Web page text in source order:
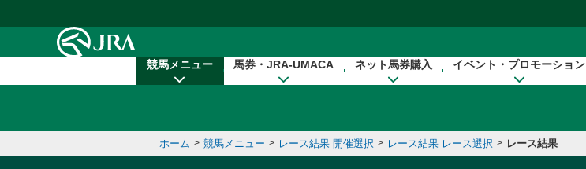
競馬メニュー 馬券・JRA-UMACA ネット馬券購入 イベント・プロモーション
ホーム > 競馬メニュー > レース結果 開催選択 > レース結果 レース選択 > レース結果